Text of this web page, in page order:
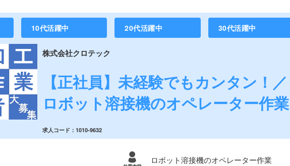
10代活躍中 20代活躍中 30代活躍中
株式会社クロテック
【正社員】未経験でもカンタン！／
ロボット溶接機のオペレーター作業
求人コード：1010-9632
ロボット溶接機のオペレーター作業